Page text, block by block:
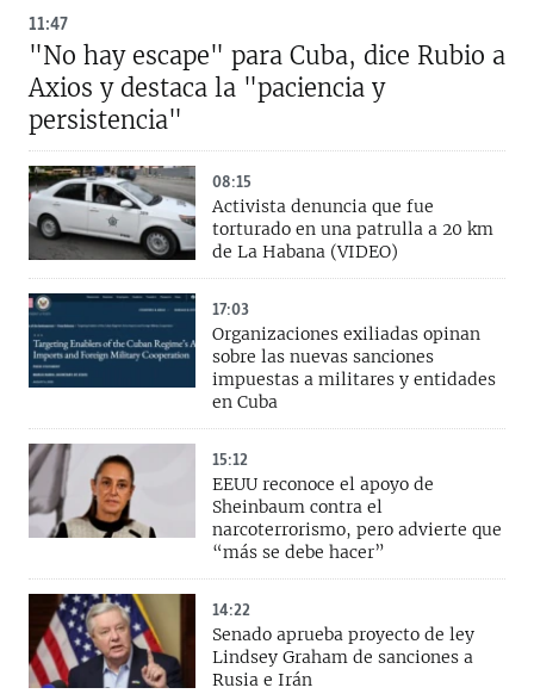
11:47
"No hay escape" para Cuba, dice Rubio a
Axios y destaca la "paciencia y
persistencia"
08:15
Activista denuncia que fue
torturado en una patrulla a 20 km
de La Habana (VIDEO)
17:03
Organizaciones exiliadas opinan
sobre las nuevas sanciones
impuestas a militares y entidades
en Cuba
15:12
EEUU reconoce el apoyo de
Sheinbaum contra el
narcoterrorismo, pero advierte que
“más se debe hacer”
14:22
Senado aprueba proyecto de ley
Lindsey Graham de sanciones a
Rusia e Irán